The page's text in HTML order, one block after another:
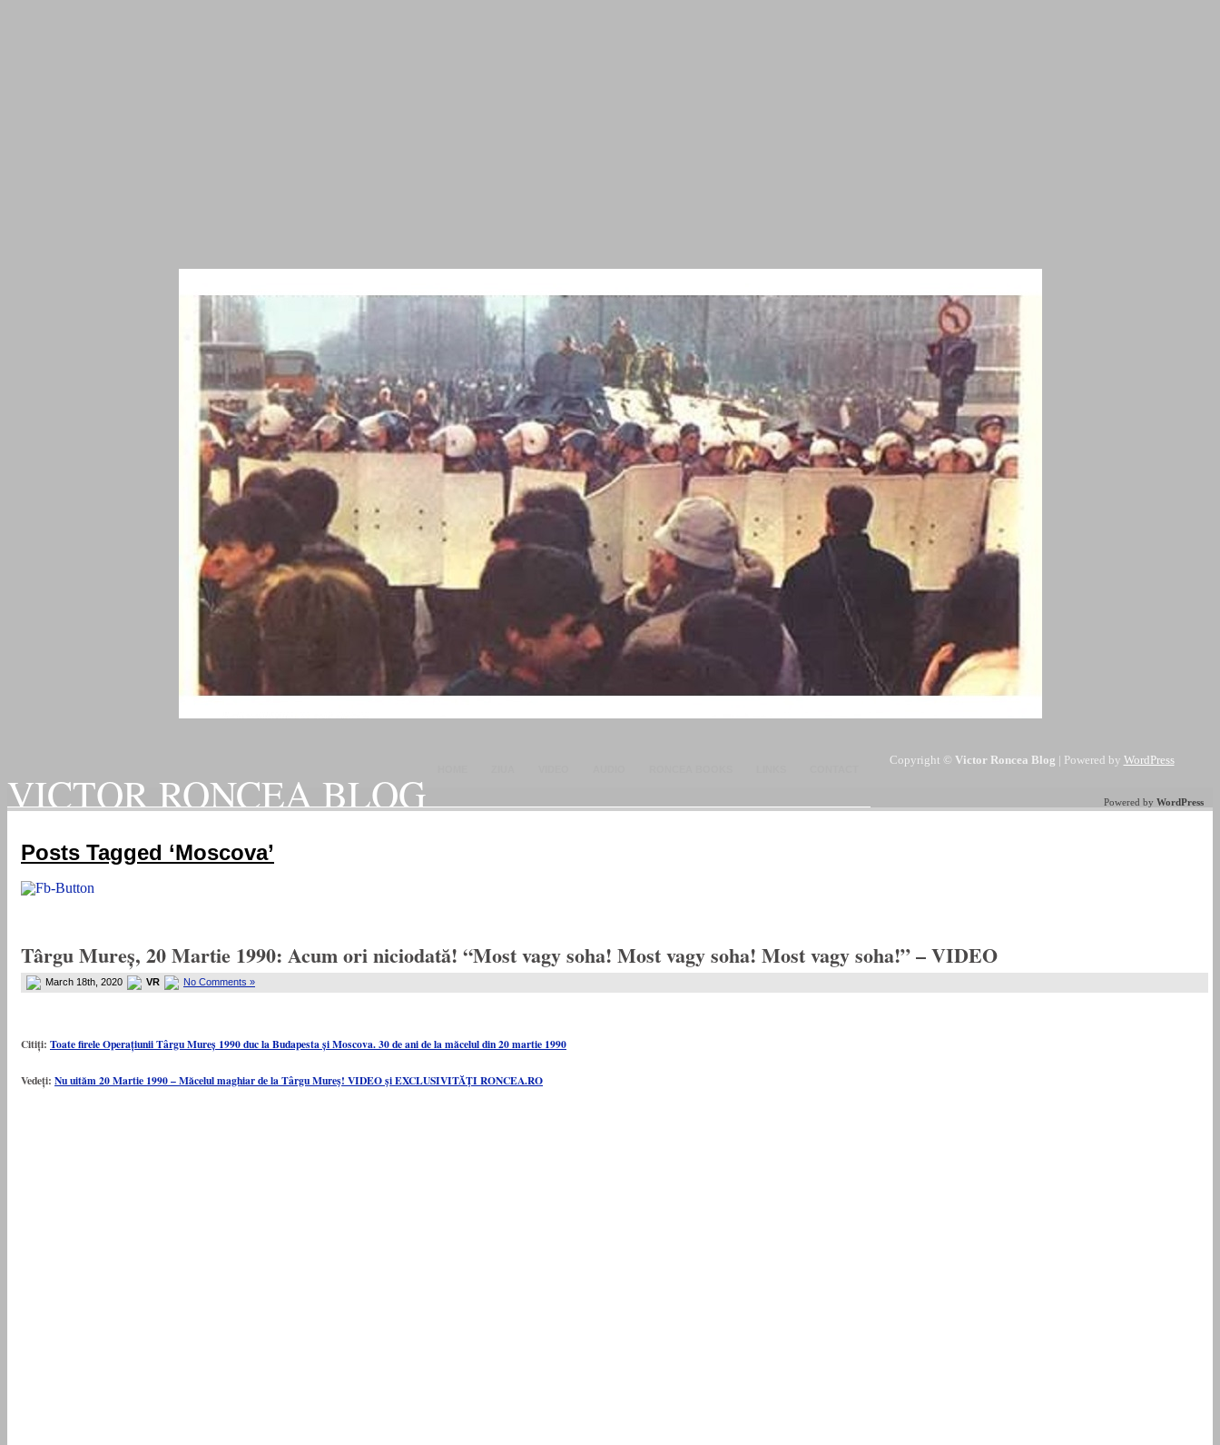
VICTOR RONCEA BLOG
Posts Tagged ‘Moscova’
Târgu Mureș, 20 Martie 1990: Acum ori niciodată! “Most vagy soha! Most vagy soha! Most vagy soha!” – VIDEO
March 18th, 2020 VR No Comments »
Citiți: Toate firele Operațiunii Târgu Mureș 1990 duc la Budapesta și Moscova. 30 de ani de la măcelul din 20 martie 1990
Vedeți: Nu uităm 20 Martie 1990 – Măcelul maghiar de la Târgu Mureş! VIDEO şi EXCLUSIVITĂŢI RONCEA.RO
Copyright © Victor Roncea Blog | Powered by WordPress
Powered by WordPress